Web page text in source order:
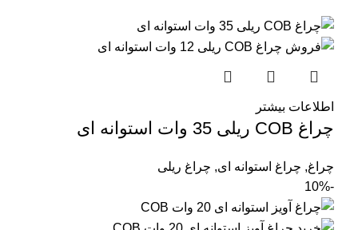
اطلاعات بیشتر
چراغ COB ریلی 35 وات استوانه ای
چراغ, چراغ استوانه ای, چراغ ریلی
-10%